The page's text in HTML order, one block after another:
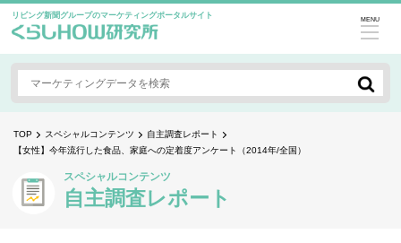
リビング新聞グループのマーケティングポータルサイト MENU
TOP スペシャルコンテンツ
自主調査レポート
【女性】今年流行した食品、家庭への定着度アンケート（2014年/全国）
スペシャルコンテンツ
自主調査レポート